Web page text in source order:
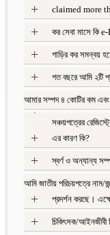
claimed more
+
কর সেবা মাসে কি
+
গাড়ির কর সমন্বয়
+
গত বছরে আমি ২টি
+
আমার সম্পদ ৪ কোটির কম
+
সঞ্চয়পত্রের
এর কারণ কি?
+
স্বর্ণ ও অন্যান্য
+
আমি জাতীয় পরিচয়পত্রে
প্রদর্শন করছে।
+
চিকিৎসক/
+